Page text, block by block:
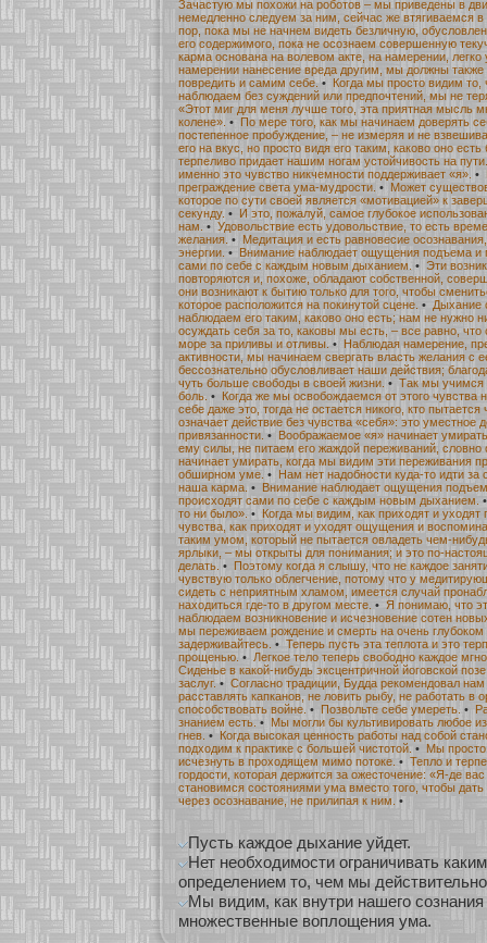
Зачастую мы похожи на роботов – мы приведены в
немедленно следуем за ним, сейчас же втягиваемся в
пор, пока мы не начнем видеть безличную,
его содержимого, пока не осознаем совершенную
карма основана на волевом акте, на намерении,
намерении нанесение вреда другим, мы должны также
повредить и самим себе. • Когда мы просто видим то,
наблюдаем без суждений или предпочтений, мы не
«Этот миг для меня лучше того, эта приятная мысль
колене». • По мере того, как мы начинаем доверять
постепенное пробуждение, – не измеряя и не
его на вкус, но просто видя его таким, каково оно
терпеливо придает нашим ногам устойчивость на пути.
именно это чувство никчемности поддерживает «я». •
преграждение света ума-мудрости. • Может
которое по сути своей является «мотивацией» к
секунду. • И это, пожалуй, самое глубокое
нам. • Удовольствие есть удовольствие, то есть
желания. • Медитация и есть равновесие
энергии. • Внимание наблюдает ощущения подъема и
сами по себе с каждым новым дыханием. • Эти
повторяются и, похоже, обладают собственной,
они возникают к бытию только для того, чтобы
которое расположится на покинутой сцене. • Дыхание
наблюдаем его таким, каково оно есть; нам не нужно
осуждать себя за то, каковы мы есть, – все равно, что
море за приливы и отливы. • Наблюдая намерение,
активности, мы начинаем свергать власть желания с
бессознательно обусловливает наши действия;
чуть больше свободы в своей жизни. • Так мы учимся
боль. • Когда же мы освобождаемся от этого чувства
себе даже это, тогда не остается никого, кто пытается
означает действие без чувства «себя»: это уместное
привязанности. • Воображаемое «я» начинает
ему силы, не питаем его жаждой переживаний, словно
начинает умирать, когда мы видим эти переживания
обширном уме. • Нам нет надобности куда-то идти
наша карма. • Внимание наблюдает ощущения
происходят сами по себе с каждым новым дыханием.
то ни было». • Когда мы видим, как приходят и
чувства, как приходят и уходят ощущения и
таким умом, который не пытается овладеть чем-
ярлыки, – мы открыты для понимания; и это по-
делать. • Поэтому когда я слышу, что не каждое
чувствую только облегчение, потому что у
сидеть с неприятным хламом, имеется случай
находиться где-то в другом месте. • Я понимаю, что
наблюдаем возникновение и исчезновение сотен
мы переживаем рождение и смерть на очень глубоком
задерживайтесь. • Теперь пусть эта теплота и это
прощенью. • Легкое тело теперь свободно каждое
Сиденье в какой-нибудь эксцентричной йоговской
заслуг. • Согласно традиции, Будда рекомендовал
расставлять капканов, не ловить рыбу, не работать в
способствовать войне. • Позвольте себе умереть. •
знанием есть. • Мы могли бы культивировать любое
гнев. • Когда высокая ценность работы над собой
подходим к практике с большей чистотой. • Мы
исчезнуть в проходящем мимо потоке. • Тепло и
гордости, которая держится за ожесточение: «Я-де
становимся состояниями ума вместо того, чтобы
через осознавание, не прилипая к ним. •
Пусть каждое дыхание уйдет.
Нет необходимости ограничивать
определением то, чем мы
Мы видим, как внутри нашего
множественные воплощения ума.